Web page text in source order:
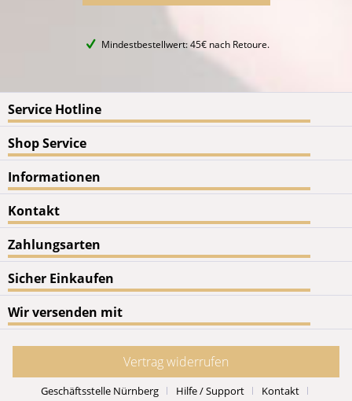
Mindestbestellwert: 45€ nach Retoure.
Service Hotline
Shop Service
Informationen
Kontakt
Zahlungsarten
Sicher Einkaufen
Wir versenden mit
Vertrag widerrufen
Geschäftsstelle Nürnberg Hilfe / Support Kontakt